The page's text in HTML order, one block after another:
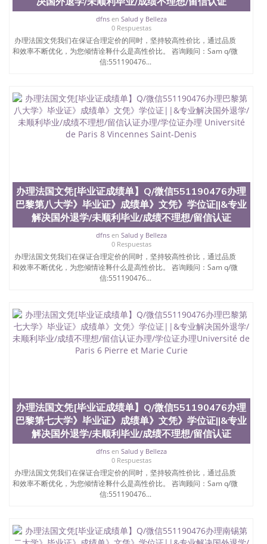
dfnsen Salud y Belleza
0 Respuestas
办理法国文凭我们在保证合理定价的同时，坚持较高性价比，通过品质
和效率不断优化，为您倾情诠释什么是高性价比。 咨询顾问：Sam q/微
信:551190476...
办理法国文凭[毕业证成绩单】Q/微信551190476办理
巴黎第八大学》毕业证》成绩单》文凭》学位证||&专业
解决国外退学/未顺利毕业/成绩不理想/留信认证
dfnsen Salud y Belleza
0 Respuestas
办理法国文凭我们在保证合理定价的同时，坚持较高性价比，通过品质
和效率不断优化，为您倾情诠释什么是高性价比。 咨询顾问：Sam q/微
信:551190476...
办理法国文凭[毕业证成绩单】Q/微信551190476办理
巴黎第七大学》毕业证》成绩单》文凭》学位证||&专业
解决国外退学/未顺利毕业/成绩不理想/留信认证
dfnsen Salud y Belleza
0 Respuestas
办理法国文凭我们在保证合理定价的同时，坚持较高性价比，通过品质
和效率不断优化，为您倾情诠释什么是高性价比。 咨询顾问：Sam q/微
信:551190476...